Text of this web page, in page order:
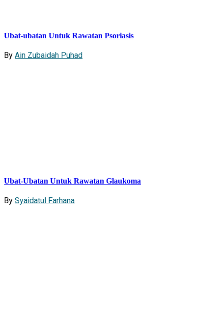
Ubat-ubatan Untuk Rawatan Psoriasis
By Ain Zubaidah Puhad
Ubat-Ubatan Untuk Rawatan Glaukoma
By Syaidatul Farhana